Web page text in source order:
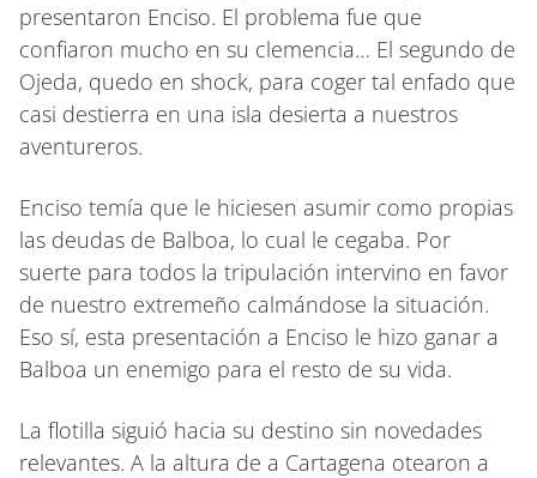
presentaron Enciso. El problema fue que
confiaron mucho en su clemencia… El segundo de
Ojeda, quedo en shock, para coger tal enfado que
casi destierra en una isla desierta a nuestros
aventureros.
Enciso temía que le hiciesen asumir como propias
las deudas de Balboa, lo cual le cegaba. Por
suerte para todos la tripulación intervino en favor
de nuestro extremeño calmándose la situación.
Eso sí, esta presentación a Enciso le hizo ganar a
Balboa un enemigo para el resto de su vida.
La flotilla siguió hacia su destino sin novedades
relevantes. A la altura de a Cartagena otearon a